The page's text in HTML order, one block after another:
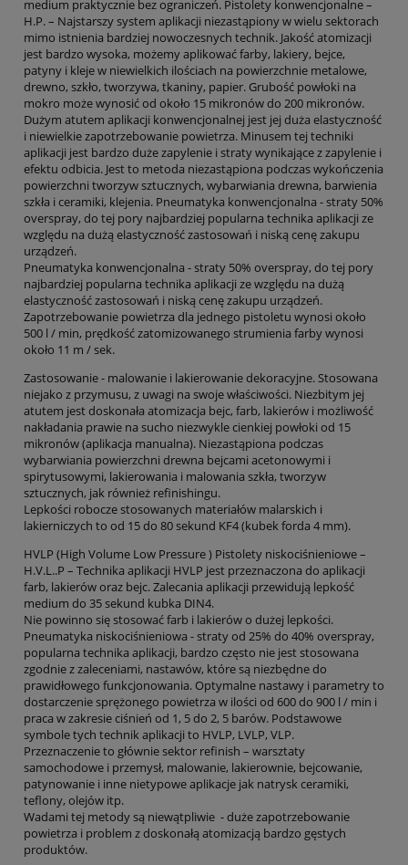
medium praktycznie bez ograniczeń. Pistolety konwencjonalne –
H.P. – Najstarszy system aplikacji niezastąpiony w wielu sektorach
mimo istnienia bardziej nowoczesnych technik. Jakość atomizacji
jest bardzo wysoka, możemy aplikować farby, lakiery, bejce,
patyny i kleje w niewielkich ilościach na powierzchnie metalowe,
drewno, szkło, tworzywa, tkaniny, papier. Grubość powłoki na
mokro może wynosić od około 15 mikronów do 200 mikronów.
Dużym atutem aplikacji konwencjonalnej jest jej duża elastyczność
i niewielkie zapotrzebowanie powietrza. Minusem tej techniki
aplikacji jest bardzo duże zapylenie i straty wynikające z zapylenie i
efektu odbicia. Jest to metoda niezastąpiona podczas wykończenia
powierzchni tworzyw sztucznych, wybarwiania drewna, barwienia
szkła i ceramiki, klejenia. Pneumatyka konwencjonalna - straty 50%
overspray, do tej pory najbardziej popularna technika aplikacji ze
względu na dużą elastyczność zastosowań i niską cenę zakupu
urządzeń.
Pneumatyka konwencjonalna - straty 50% overspray, do tej pory
najbardziej popularna technika aplikacji ze względu na dużą
elastyczność zastosowań i niską cenę zakupu urządzeń.
Zapotrzebowanie powietrza dla jednego pistoletu wynosi około
500 l / min, prędkość zatomizowanego strumienia farby wynosi
około 11 m / sek.
Zastosowanie - malowanie i lakierowanie dekoracyjne. Stosowana
niejako z przymusu, z uwagi na swoje właściwości. Niezbitym jej
atutem jest doskonała atomizacja bejc, farb, lakierów i możliwość
nakładania prawie na sucho niezwykle cienkiej powłoki od 15
mikronów (aplikacja manualna). Niezastąpiona podczas
wybarwiania powierzchni drewna bejcami acetonowymi i
spirytusowymi, lakierowania i malowania szkła, tworzyw
sztucznych, jak również refinishingu.
Lepkości robocze stosowanych materiałów malarskich i
lakierniczych to od 15 do 80 sekund KF4 (kubek forda 4 mm).
HVLP (High Volume Low Pressure ) Pistolety niskociśnieniowe –
H.V.L..P – Technika aplikacji HVLP jest przeznaczona do aplikacji
farb, lakierów oraz bejc. Zalecania aplikacji przewidują lepkość
medium do 35 sekund kubka DIN4.
Nie powinno się stosować farb i lakierów o dużej lepkości.
Pneumatyka niskociśnieniowa - straty od 25% do 40% overspray,
popularna technika aplikacji, bardzo często nie jest stosowana
zgodnie z zaleceniami, nastawów, które są niezbędne do
prawidłowego funkcjonowania. Optymalne nastawy i parametry to
dostarczenie sprężonego powietrza w ilości od 600 do 900 l / min i
praca w zakresie ciśnień od 1, 5 do 2, 5 barów. Podstawowe
symbole tych technik aplikacji to HVLP, LVLP, VLP.
Przeznaczenie to głównie sektor refinish – warsztaty
samochodowe i przemysł, malowanie, lakierownie, bejcowanie,
patynowanie i inne nietypowe aplikacje jak natrysk ceramiki,
teflony, olejów itp.
Wadami tej metody są niewątpliwie - duże zapotrzebowanie
powietrza i problem z doskonałą atomizacją bardzo gęstych
produktów.